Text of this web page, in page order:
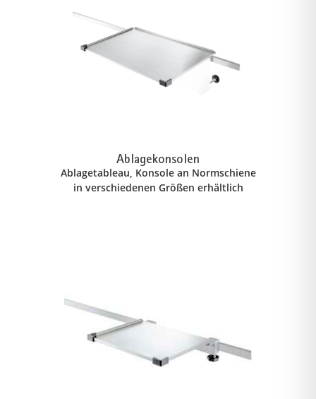
Ablagekonsolen
Ablagetableau, Konsole an Normschiene
in verschiedenen Größen erhältlich